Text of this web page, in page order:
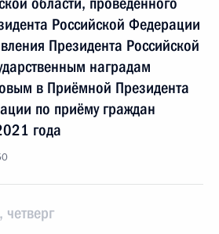
Российской Федерации
Президента Российской
наградам
в Приёмной Президента
по приёму граждан
года